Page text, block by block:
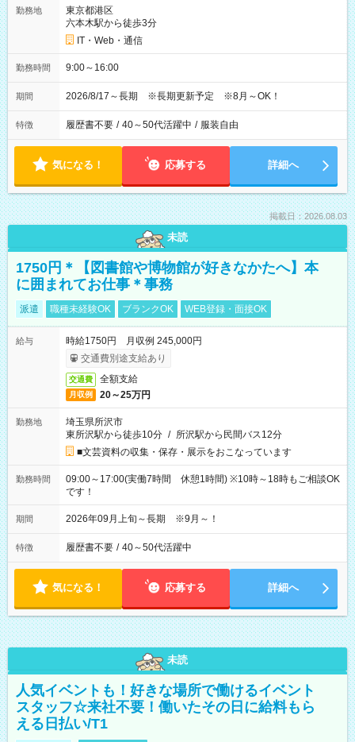
勤務地
東京都港区
六本木駅から徒歩3分
IT・Web・通信
勤務時間 9:00～16:00
期間 2026/8/17～長期 ※長期更新予定 ※8月～OK！
特徴 履歴書不要 / 40～50代活躍中 / 服装自由
気になる！ 応募する 詳細へ
掲載日：2026.08.03
未読
1750円＊【図書館や博物館が好きなかたへ】本
に囲まれてお仕事＊事務
派遣 職種未経験OK ブランクOK WEB登録・面接OK
給与
時給1750円 月収例 245,000円
交通費別途支給あり
交通費 全額支給
月収例 20～25万円
勤務地
埼玉県所沢市
東所沢駅から徒歩10分 / 所沢駅から民間バス12分
■文芸資料の収集・保存・展示をおこなっています
勤務時間
09:00～17:00(実働7時間 休憩1時間) ※10時～18時もご相談OK
です！
期間 2026年09月上旬～長期 ※9月～！
特徴 履歴書不要 / 40～50代活躍中
気になる！ 応募する 詳細へ
未読
人気イベントも！好きな場所で働けるイベント
スタッフ☆来社不要！働いたその日に給料もら
える日払い/T1